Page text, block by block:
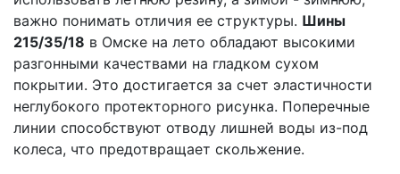
важно понимать отличия ее структуры. Шины
215/35/18 в Омске на лето обладают высокими
разгонными качествами на гладком сухом
покрытии. Это достигается за счет эластичности
неглубокого протекторного рисунка. Поперечные
линии способствуют отводу лишней воды из-под
колеса, что предотвращает скольжение.